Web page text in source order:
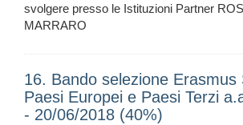
svolgere presso le Istituzioni Partner
MARRARO
16. Bando selezione Erasmus
Paesi Europei e Paesi Terzi
- 20/06/2018 (40%)